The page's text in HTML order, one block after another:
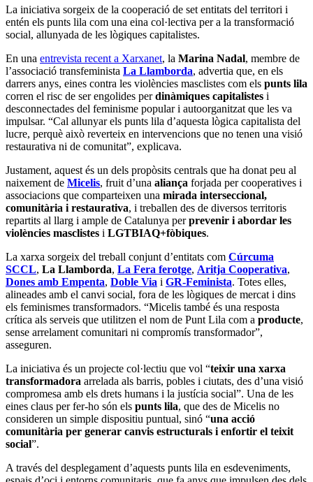
La iniciativa sorgeix de la cooperació de set entitats del territori i
entén els punts lila com una eina col·lectiva per a la transformació
social, allunyada de les lògiques capitalistes.
En una entrevista recent a Xarxanet, la Marina Nadal, membre de
l’associació transfeminista La Llamborda, advertia que, en els
darrers anys, eines contra les violències masclistes com els punts lila
corren el risc de ser engolides perdinàmiques capitalistes i
desconnectades del feminisme popular i autoorganitzat que les va
impulsar. “Cal allunyar els punts lila d’aquesta lògica capitalista del
lucre, perquè això reverteix en intervencions que no tenen una visió
restaurativa ni de comunitat”, explicava.
Justament, aquest és un dels propòsits centrals que ha donat peu al
naixement de Micelis, fruit d’una aliança forjada per cooperatives i
associacions que comparteixen una mirada interseccional,
comunitària i restaurativa, i treballen des de diversos territoris
repartits al llarg i ample de Catalunya perprevenir i abordar les
violències masclistes i LGTBIAQ+fòbiques.
La xarxa sorgeix del treball conjunt d’entitats com Cúrcuma
SCCL, La Llamborda, La Fera ferotge, Aritja Cooperativa,
Dones amb Empenta, Doble Via i GR-Feminista. Totes elles,
alineades amb el canvi social, fora de les lògiques de mercat i dins
els feminismes transformadors. “Micelis també és una resposta
crítica als serveis que utilitzen el nom de Punt Lila com a producte,
sense arrelament comunitari ni compromís transformador”,
asseguren.
La iniciativa és un projecte col·lectiu que vol “teixir una xarxa
transformadora arrelada als barris, pobles i ciutats, des d’una visió
compromesa amb els drets humans i la justícia social”. Una de les
eines claus per fer-ho són els punts lila, que des de Micelis no
consideren un simple dispositiu puntual, sinó “una acció
comunitària per generar canvis estructurals i enfortir el teixit
social”.
A través del desplegament d’aquests punts lila en esdeveniments,